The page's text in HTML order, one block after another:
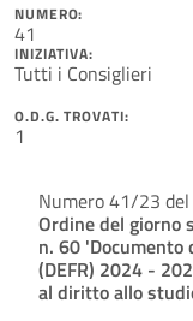
NUMERO:
41
INIZIATIVA:
Tutti i Consiglieri
O.D.G. TROVATI:
1
Numero 41/23
Ordine del giorno
n. 60 'Documento
(DEFR) 2024 -
al diritto allo